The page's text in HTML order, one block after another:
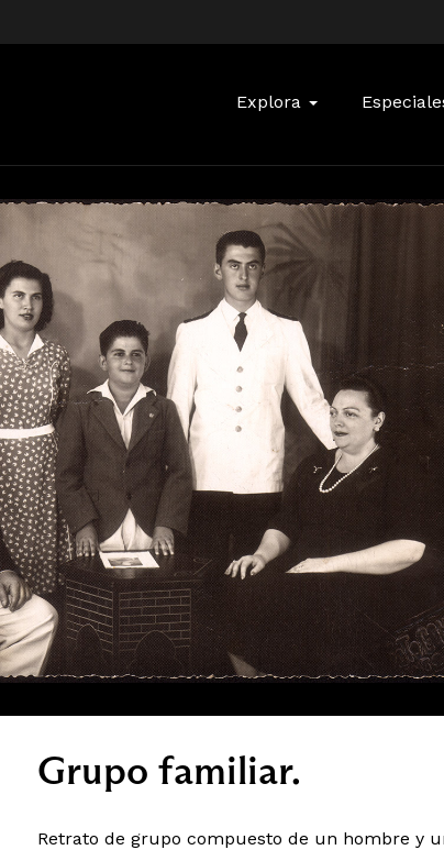
Explora
Grupo familiar.
Retrato de grupo compuesto de un hombre y